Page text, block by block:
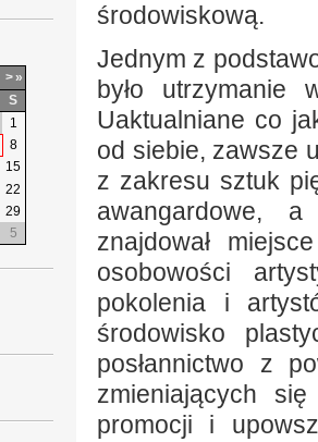
środowiskową.
Jednym z
było utrzymanie
Uaktualniane co
od siebie, zawsze
z zakresu sztuk
awangardowe,
znajdował
osobowości
pokolenia i
środowisko
posłannictwo z
zmieniających
promocji i
>»
S
1
8
15
22
29
5